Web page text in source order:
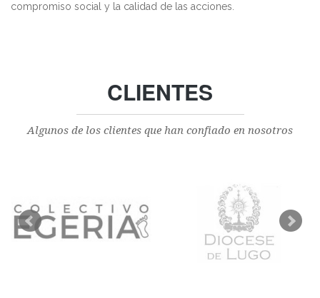
compromiso social y la calidad de las acciones.
CLIENTES
Algunos de los clientes que han confiado en nosotros